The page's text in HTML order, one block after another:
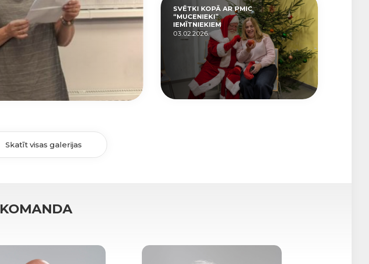
SVĒTKI KOPĀ AR PMIC
“MUCENIEKI”
IEMĪTNIEKIEM
03.02.2026.
Skatīt visas galerijas
KOMANDA